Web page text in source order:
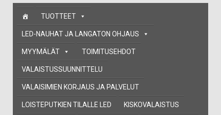
Skip
content
TUOTTEET
LED-NAUHAT JA LANGATON OHJAUS
MYYMÄLÄT TOIMITUSEHDOT
VALAISTUSSUUNNITTELU
VALAISIMIEN KORJAUS JA PALVELUT
LOISTEPUTKIEN TILALLE LED KISKOVALAISTUS